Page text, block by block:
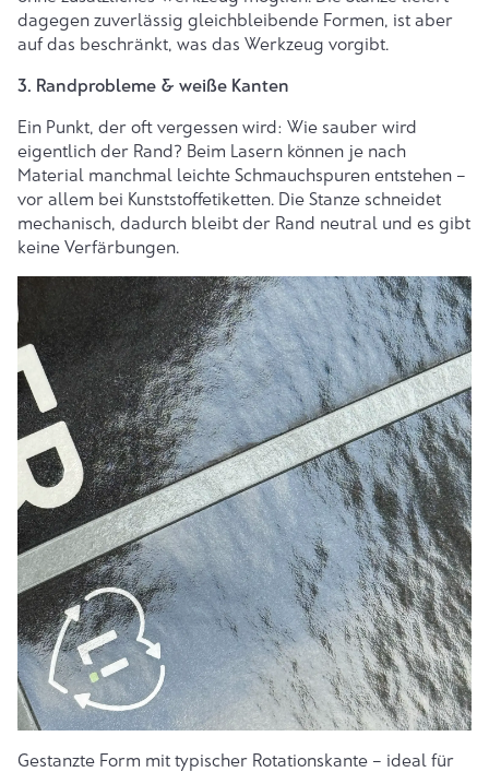
dagegen zuverlässig gleichbleibende Formen, ist aber
auf das beschränkt, was das Werkzeug vorgibt.
3. Randprobleme & weiße Kanten
Ein Punkt, der oft vergessen wird: Wie sauber wird
eigentlich der Rand? Beim Lasern können je nach
Material manchmal leichte Schmauchspuren entstehen –
vor allem bei Kunststoffetiketten. Die Stanze schneidet
mechanisch, dadurch bleibt der Rand neutral und es gibt
keine Verfärbungen.
Gestanzte Form mit typischer Rotationskante – ideal für